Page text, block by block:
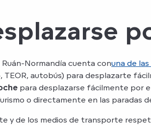
Normandía cuenta conuna de
TEOR, autobús) para desplazarte
para desplazarse fácilmente por
o directamente en las paradas
y de los medios de transporte